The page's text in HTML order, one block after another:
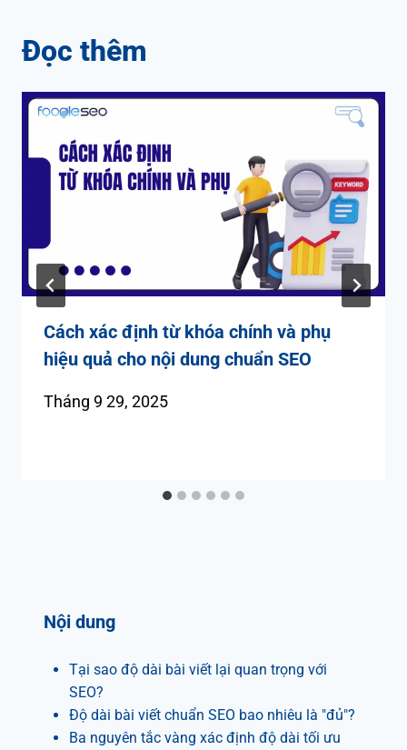
Đọc thêm
Cách xác định từ khóa chính và phụ
hiệu quả cho nội dung chuẩn SEO
Tháng 9 29, 2025
Nội dung
Tại sao độ dài bài viết lại quan trọng với
SEO?
Độ dài bài viết chuẩn SEO bao nhiêu là "đủ"?
Ba nguyên tắc vàng xác định độ dài tối ưu